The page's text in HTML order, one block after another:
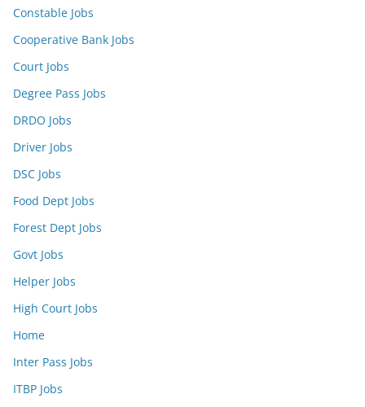
Constable Jobs
Cooperative Bank Jobs
Court Jobs
Degree Pass Jobs
DRDO Jobs
Driver Jobs
DSC Jobs
Food Dept Jobs
Forest Dept Jobs
Govt Jobs
Helper Jobs
High Court Jobs
Home
Inter Pass Jobs
ITBP Jobs